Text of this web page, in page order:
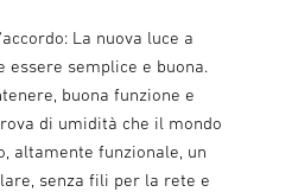
La nuova luce a
essere semplice e buona.
buona funzione e
di umidità che il mondo
altamente funzionale, un
senza fili per la rete e